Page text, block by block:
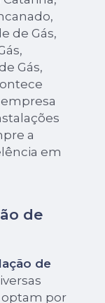
de Gás,
Gás,
a
em
de
de
optam por